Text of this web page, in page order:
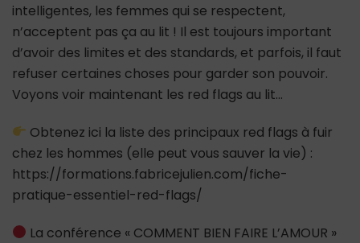
intelligentes, les femmes qui se respectent,
n’acceptent pas ça au lit ! Il est toujours important
d’avoir des limites et des standards, et parfois, il faut
refuser certaines choses pour garder son pouvoir.
Voyons voir maintenant les red flags au lit…
Obtenez ici la liste des principaux red flags à fuir
chez les hommes (elle peut vous sauver la vie) :
https://formations.fabricejulien.com/fiche-
pratique-essentiel-red-flags/
La conférence « COMMENT BIEN FAIRE L’AMOUR »